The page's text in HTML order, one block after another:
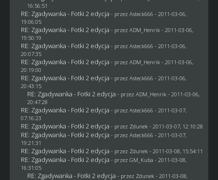
16:56:51
RE: Zgadywanka - Fotki 2 edycja - przez Asteck666 - 2011-03-06,
19:06:05
RE: Zgadywanka - Fotki 2 edycja - przez ADM_Henrik - 2011-03-06,
19:50:19
RE: Zgadywanka - Fotki 2 edycja - przez Asteck666 - 2011-03-06,
20:07:35
RE: Zgadywanka - Fotki 2 edycja - przez ADM_Henrik - 2011-03-06,
20:19:00
RE: Zgadywanka - Fotki 2 edycja - przez Asteck666 - 2011-03-06,
20:43:15
RE: Zgadywanka - Fotki 2 edycja - przez ADM_Henrik - 2011-03-06,
20:47:28
RE: Zgadywanka - Fotki 2 edycja - przez Asteck666 - 2011-03-07,
07:16:23
RE: Zgadywanka - Fotki 2 edycja - przez Zdunek - 2011-03-07, 12:10:28
RE: Zgadywanka - Fotki 2 edycja - przez Asteck666 - 2011-03-07,
19:21:31
RE: Zgadywanka - Fotki 2 edycja - przez Zdunek - 2011-03-08, 15:54:11
RE: Zgadywanka - Fotki 2 edycja - przez GM_Kuba - 2011-03-08,
16:31:05
RE: Zgadywanka - Fotki 2 edycja - przez Zdunek - 2011-03-08,